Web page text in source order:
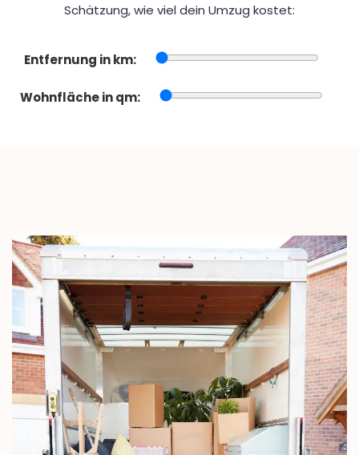
Schätzung, wie viel dein Umzug kostet:
Entfernung in km:
Wohnfläche in qm: